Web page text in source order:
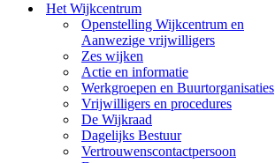
Het Wijkcentrum
Openstelling Wijkcentrum en
Aanwezige vrijwilligers
Zes wijken
Actie en informatie
Werkgroepen en Buurtorganisaties
Vrijwilligers en procedures
De Wijkraad
Dagelijks Bestuur
Vertrouwenscontactpersoon